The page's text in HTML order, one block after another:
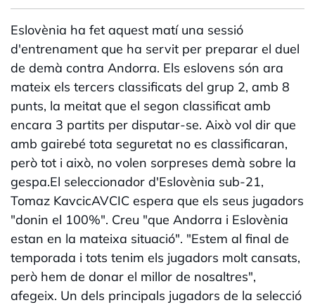
Eslovènia ha fet aquest matí una sessió
d'entrenament que ha servit per preparar el duel
de demà contra Andorra. Els eslovens són ara
mateix els tercers classificats del grup 2, amb 8
punts, la meitat que el segon classificat amb
encara 3 partits per disputar-se. Això vol dir que
amb gairebé tota seguretat no es classificaran,
però tot i això, no volen sorpreses demà sobre la
gespa.El seleccionador d'Eslovènia sub-21,
Tomaz KavcicAVCIC espera que els seus jugadors
"donin el 100%". Creu "que Andorra i Eslovènia
estan en la mateixa situació". "Estem al final de
temporada i tots tenim els jugadors molt cansats,
però hem de donar el millor de nosaltres",
afegeix. Un dels principals jugadors de la selecció